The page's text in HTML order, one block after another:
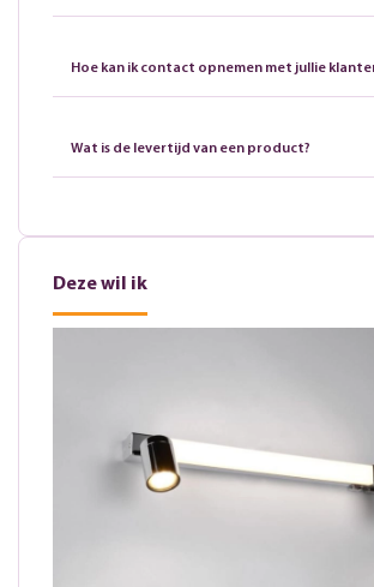
Hoe kan ik contact opnemen met jullie
Wat is de levertijd van een product?
Deze wil ik